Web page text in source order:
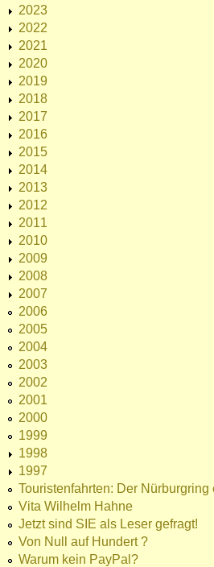
2023
2022
2021
2020
2019
2018
2017
2016
2015
2014
2013
2012
2011
2010
2009
2008
2007
2006
2005
2004
2003
2002
2001
2000
1999
1998
1997
Touristenfahrten: Der
Vita Wilhelm Hahne
Jetzt sind SIE als Leser gefragt!
Von Null auf Hundert ?
Warum kein PayPal?